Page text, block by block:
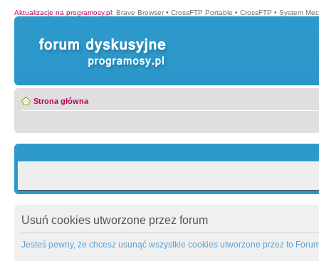
Aktualizacje na programosy.pl: Brave Browser • CrossFTP Portable • CrossFTP • System
Strona główna
Usuń cookies utworzone przez forum
Jesteś pewny, że chcesz usunąć wszystkie cookies utworzone przez to